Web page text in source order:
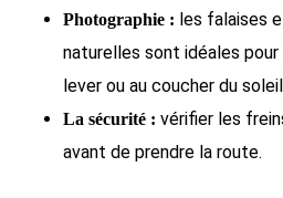
Photographie : les falaises
naturelles sont idéales
lever ou au coucher du
La sécurité : vérifier les
avant de prendre la route.